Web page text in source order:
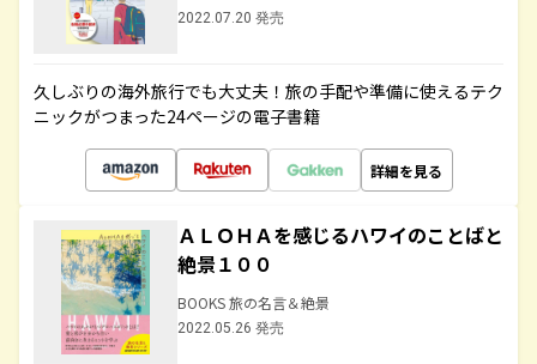
2022.07.20 発売
久しぶりの海外旅行でも大丈夫！旅の手配や準備に使えるテク
ニックがつまった24ページの電子書籍
詳細を見る
ＡＬＯＨＡを感じるハワイのことばと
絶景１００
BOOKS 旅の名言＆絶景
2022.05.26 発売